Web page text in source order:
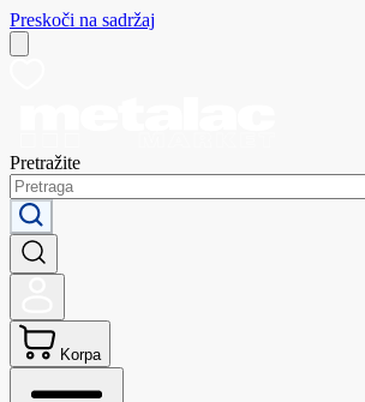
Preskoči na sadržaj
Pretražite
Korpa